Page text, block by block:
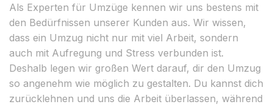
Als Experten für Umzüge kennen wir uns bestens mit
den Bedürfnissen unserer Kunden aus. Wir wissen,
dass ein Umzug nicht nur mit viel Arbeit, sondern
auch mit Aufregung und Stress verbunden ist.
Deshalb legen wir großen Wert darauf, dir den Umzug
so angenehm wie möglich zu gestalten. Du kannst dich
zurücklehnen und uns die Arbeit überlassen, während